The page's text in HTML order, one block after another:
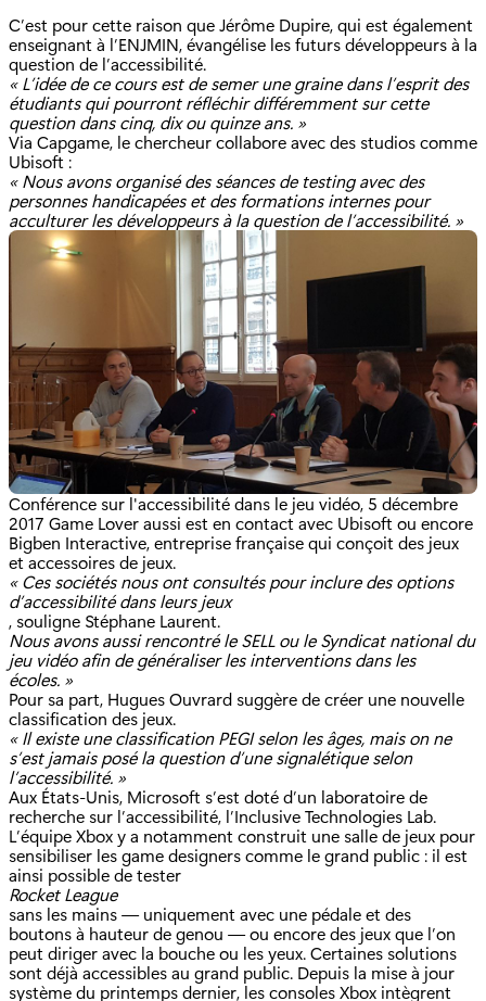
C’est pour cette raison que Jérôme Dupire, qui est également
enseignant à l’ENJMIN, évangélise les futurs développeurs à la
question de l’accessibilité.
« L’idée de ce cours est de semer une graine dans l’esprit des
étudiants qui pourront réfléchir différemment sur cette
question dans cinq, dix ou quinze ans. »
Via Capgame, le chercheur collabore avec des studios comme
Ubisoft :
« Nous avons organisé des séances de testing avec des
personnes handicapées et des formations internes pour
acculturer les développeurs à la question de l’accessibilité. »
Conférence sur l'accessibilité dans le jeu vidéo, 5 décembre
2017 Game Lover aussi est en contact avec Ubisoft ou encore
Bigben Interactive, entreprise française qui conçoit des jeux
et accessoires de jeux.
« Ces sociétés nous ont consultés pour inclure des options
d’accessibilité dans leurs jeux
, souligne Stéphane Laurent.
Nous avons aussi rencontré le SELL ou le Syndicat national du
jeu vidéo afin de généraliser les interventions dans les
écoles. »
Pour sa part, Hugues Ouvrard suggère de créer une nouvelle
classification des jeux.
« Il existe une classification PEGI selon les âges, mais on ne
s’est jamais posé la question d’une signalétique selon
l’accessibilité. »
Aux États-Unis, Microsoft s’est doté d’un laboratoire de
recherche sur l’accessibilité, l’Inclusive Technologies Lab.
L’équipe Xbox y a notamment construit une salle de jeux pour
sensibiliser les game designers comme le grand public : il est
ainsi possible de tester
Rocket League
sans les mains — uniquement avec une pédale et des
boutons à hauteur de genou — ou encore des jeux que l’on
peut diriger avec la bouche ou les yeux. Certaines solutions
sont déjà accessibles au grand public. Depuis la mise à jour
système du printemps dernier, les consoles Xbox intègrent